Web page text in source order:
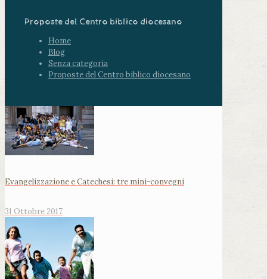
Proposte del Centro biblico diocesano
Home
Blog
Senza categoria
Proposte del Centro biblico diocesano
Evangelizzazione e Catechesi: tre mini-convegni
31 Ottobre 2017